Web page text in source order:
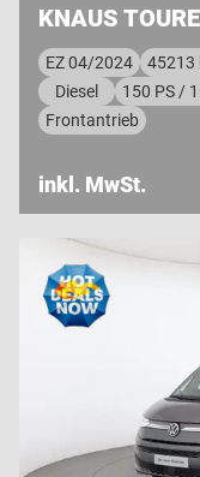
KNAUS
EZ 04/2024 45213
Diesel
150 PS /
Frontantrieb
inkl. MwSt.